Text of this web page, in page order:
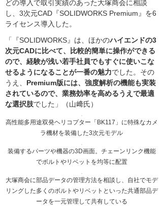
どの導入で取引実績のあった大塚商会に相談
し、3次元CAD『SOLIDWORKS Premium』を6
ライセンス導入した。
「『SOLIDWORKS』は、ほかのハイエンドの3
次元CADに比べて、比較的簡単に操作ができる
ので、経験が浅い若手社員でもすぐに使いこな
せるようになることが一番の魅力でした。その
うえ、 Premium版には、強度解析の機能も実装
されているので、業務効率を高めるうえで最適
な選択肢でした」（山﨑氏）
高性能多用途双発ヘリコプター「BK117」に特殊なカメ
ラ機材を装備した3次元モデル
装備するパーツや機器の3D画面。チェーンリンク機能
でボルトやリベットを均等に配置
大塚商会に部品データの管理方法を相談し、自社でモデ
リングした多くのボルトやリベットといった共通部品デ
ータを一元管理して共有している